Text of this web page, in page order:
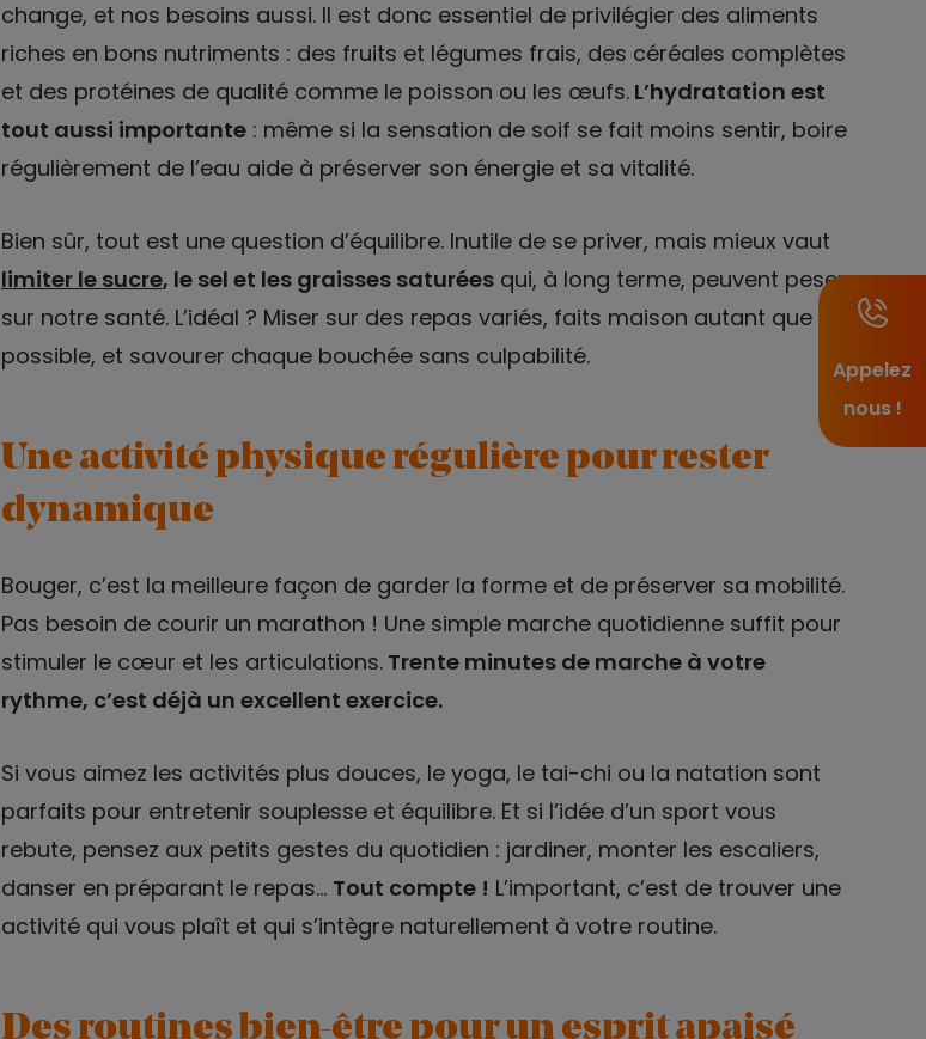
Appelez
nous !
change, et nos besoins aussi. Il est donc essentiel de privilégier des aliments
riches en bons nutriments : des fruits et légumes frais, des céréales complètes
et des protéines de qualité comme le poisson ou les œufs.L’hydratation est
tout aussi importante: même si la sensation de soif se fait moins sentir, boire
régulièrement de l’eau aide à préserver son énergie et sa vitalité.
Bien sûr, tout est une question d’équilibre. Inutile de se priver, mais mieux vaut
limiter le sucre, le sel et les graisses saturéesqui, à long terme, peuvent peser
sur notre santé. L’idéal ? Miser sur des repas variés, faits maison autant que
possible, et savourer chaque bouchée sans culpabilité.
Une activité physique régulière pour rester
dynamique
Bouger, c’est la meilleure façon de garder la forme et de préserver sa mobilité.
Pas besoin de courir un marathon ! Une simple marche quotidienne suffit pour
stimuler le cœur et les articulations.Trente minutes de marche à votre
rythme, c’est déjà un excellent exercice.
Si vous aimez les activités plus douces, le yoga, le tai-chi ou la natation sont
parfaits pour entretenir souplesse et équilibre. Et si l’idée d’un sport vous
rebute, pensez aux petits gestes du quotidien : jardiner, monter les escaliers,
danser en préparant le repas… Tout compte ! L’important, c’est de trouver une
activité qui vous plaît et qui s’intègre naturellement à votre routine.
Des routines bien-être pour un esprit apaisé